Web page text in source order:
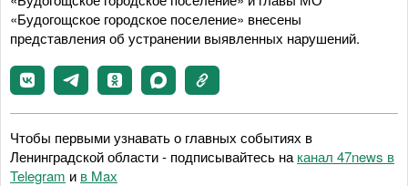
«Будогощское городское поселение» внесены
представления об устранении выявленных нарушений.
Чтобы первыми узнавать о главных событиях в
Ленинградской области - подписывайтесь на канал 47news в
Telegram и в Maх